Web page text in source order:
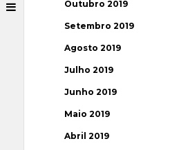
Outubro 2019
Setembro 2019
Agosto 2019
Julho 2019
Junho 2019
Maio 2019
Abril 2019